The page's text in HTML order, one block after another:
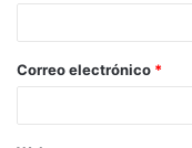
Correo electrónico *